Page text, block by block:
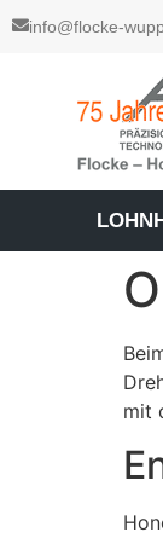
info@flocke-
mit